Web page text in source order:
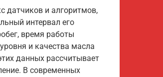
датчиков и алгоритмов,
интервал его
время работы
и качества масла
данных рассчитывает
В современных